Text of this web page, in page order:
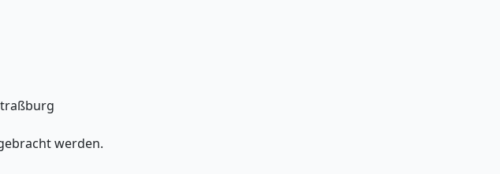
werden.